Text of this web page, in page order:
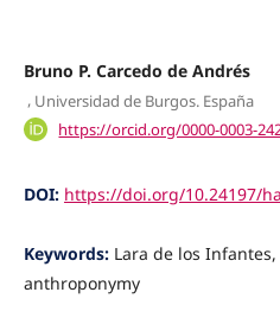
Bruno P. Carcedo de Andrés
, Universidad de Burgos. España
https://orcid.org/0000-0003-
DOI: https://doi.org/10.24197/
Keywords: Lara de los
anthroponymy